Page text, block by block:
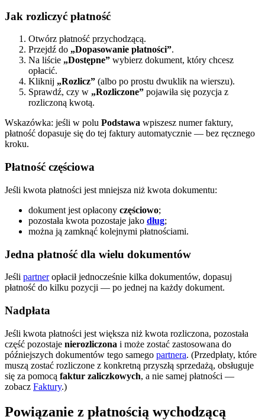
Jak rozliczyć płatność
Otwórz płatność przychodzącą.
Przejdź do „Dopasowanie płatności”.
Na liście „Dostępne” wybierz dokument, który chcesz
opłacić.
Kliknij „Rozlicz” (albo po prostu dwuklik na wierszu).
Sprawdź, czy w „Rozliczone” pojawiła się pozycja z
rozliczoną kwotą.
Wskazówka: jeśli w polu Podstawa wpiszesz numer faktury,
płatność dopasuje się do tej faktury automatycznie — bez ręcznego
kroku.
Płatność częściowa
Jeśli kwota płatności jest mniejsza niż kwota dokumentu:
dokument jest opłacony częściowo;
pozostała kwota pozostaje jako dług;
można ją zamknąć kolejnymi płatnościami.
Jedna płatność dla wielu dokumentów
Jeśli partneropłacił jednocześnie kilka dokumentów, dopasuj
płatność do kilku pozycji — po jednej na każdy dokument.
Nadpłata
Jeśli kwota płatności jest większa niż kwota rozliczona, pozostała
część pozostaje nierozliczona i może zostać zastosowana do
późniejszych dokumentów tego samego partnera. (Przedpłaty, które
muszą zostać rozliczone z konkretną przyszłą sprzedażą, obsługuje
się za pomocą faktur zaliczkowych, a nie samej płatności —
zobacz Faktury.)
Powiązanie z płatnością wychodzącą